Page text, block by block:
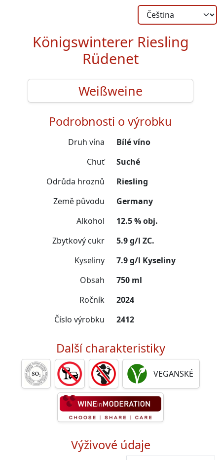
Königswinterer Riesling
Rüdenet
Weißweine
Podrobnosti o výrobku
Druh vína
Bílé víno
Chuť
Suché
Odrůda hroznů
Riesling
Země původu
Germany
Alkohol
12.5 % obj.
Zbytkový cukr
5.9 g/l ZC.
Kyseliny
7.9 g/l Kyseliny
Obsah
750 ml
Ročník
2024
Číslo výrobku
2412
Další charakteristiky
VEGANSKÉ
Výživové údaje